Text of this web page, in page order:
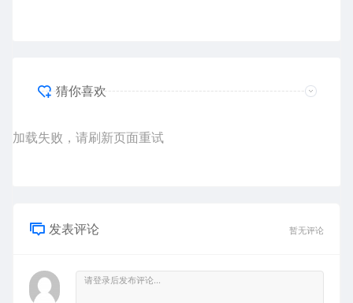
猜你喜欢
加载失败，请刷新页面重试
发表评论 暂无评论